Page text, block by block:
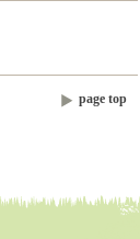
page top